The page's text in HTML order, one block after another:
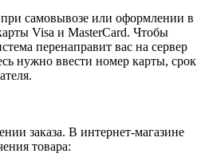
самовывозе или оформлении в
Visa и MasterCard. Чтобы
перенаправит вас на сервер
нужно ввести номер карты, срок
заказа. В интернет-магазине
товара: